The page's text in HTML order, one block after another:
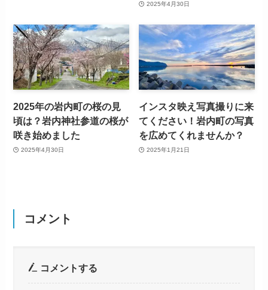
2025年4月30日
2025年の岩内町の桜の見
頃は？岩内神社参道の桜が
咲き始めました
2025年4月30日
インスタ映え写真撮りに来
てください！岩内町の写真
を広めてくれませんか？
2025年1月21日
コメント
コメントする